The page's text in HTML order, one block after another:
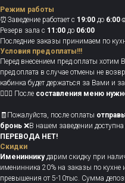
Режим работы
⏰Заведение работает с 19:00 до 6:00
Резерв зала с 11:00 до 06:00
Последние заказы принимаем по
Условия предоплаты!!!
Перед внесением пред.оплаты хотим
пред.оплата в случае отмены не
кабинка будет держаться за Вами и
💁🏻‍♀️ После составления меню
🧾Пожалуйста, после оплаты
бронь ❌В нашем заведении
ПЕРЕВОДА НЕТ!
Скидки
Именинникударим скидку при
именинника 20% на заказы по
превышения от 5-10тыс. Сумма